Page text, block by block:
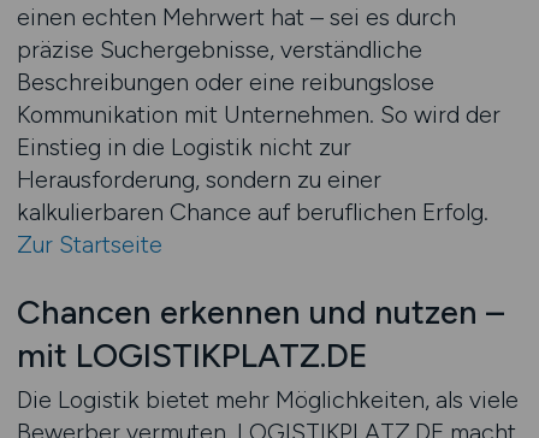
einen echten Mehrwert hat – sei es durch
präzise Suchergebnisse, verständliche
Beschreibungen oder eine reibungslose
Kommunikation mit Unternehmen. So wird der
Einstieg in die Logistik nicht zur
Herausforderung, sondern zu einer
kalkulierbaren Chance auf beruflichen Erfolg.
Zur Startseite
Chancen erkennen und nutzen –
mit LOGISTIKPLATZ.DE
Die Logistik bietet mehr Möglichkeiten, als viele
Bewerber vermuten. LOGISTIKPLATZ.DE macht